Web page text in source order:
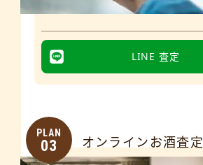
LINE 査定
PLAN
03 オンラインお酒査定